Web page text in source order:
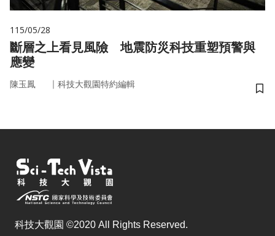
115/05/28
斷層之上看見風險 地震防災科技重塑預警與
應變
陳玉鳳 ｜ 科技大觀園特約編輯
儲
科技大觀園 ©2020 All Rights Reserved.